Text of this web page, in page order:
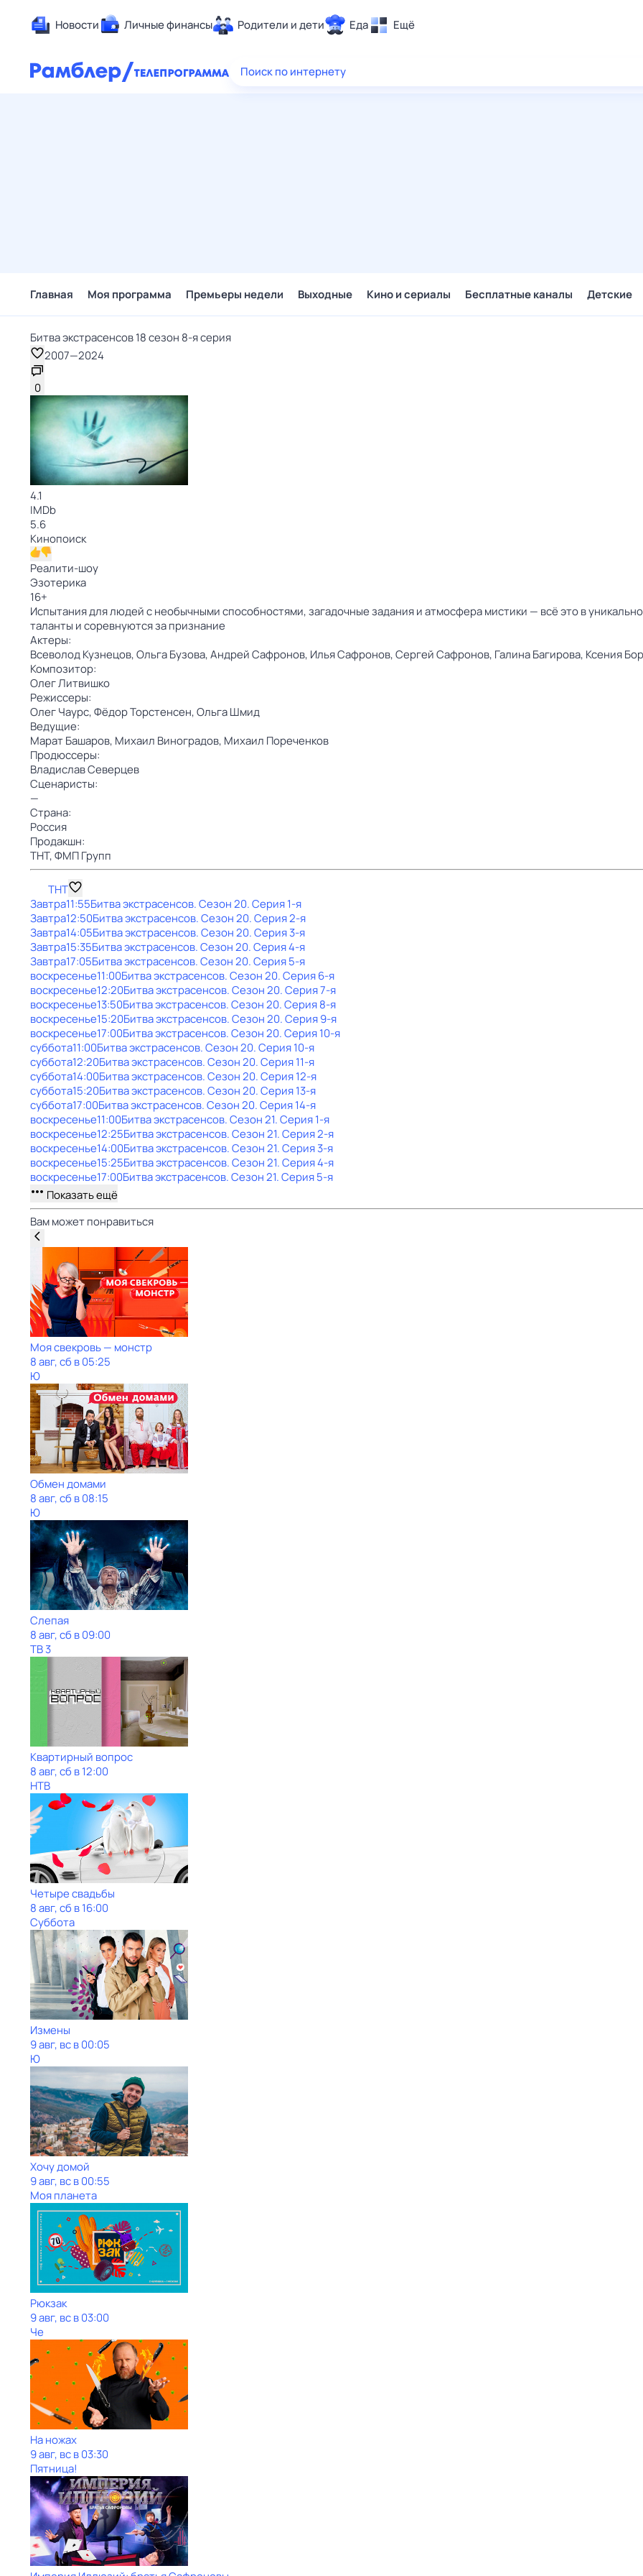
Новости Личные финансы Родители и дети Еда Ещё
Здоровье
Поиск по интернету
Главная Моя программа Премьеры недели Выходные Кино и сериалы Бесплатные каналы Детские
Битва экстрасенсов 18 сезон 8-я серия
2007—2024
0
4.1
IMDb
5.6
Кинопоиск
Реалити-шоу
Эзотерика
16+
Испытания для людей с необычными способностями, загадочные задания и атмосфера мистики — всё это в
таланты и соревнуются за признание
Актеры:
Всеволод Кузнецов,Ольга Бузова,Андрей Сафронов, Илья Сафронов,Сергей Сафронов, Галина Багирова, Ксения
Композитор:
Олег Литвишко
Режиссеры:
Олег Чаурс,Фёдор Торстенсен,Ольга Шмид
Ведущие:
Марат Башаров, Михаил Виноградов, Михаил Пореченков
Продюссеры:
Владислав Северцев
Сценаристы:
—
Страна:
Россия
Продакшн:
ТНТ,ФМП Групп
ТНТ
Завтра11:55Битва экстрасенсов. Сезон 20. Серия 1-я
Завтра12:50Битва экстрасенсов. Сезон 20. Серия 2-я
Завтра14:05Битва экстрасенсов. Сезон 20. Серия 3-я
Завтра15:35Битва экстрасенсов. Сезон 20. Серия 4-я
Завтра17:05Битва экстрасенсов. Сезон 20. Серия 5-я
воскресенье11:00Битва экстрасенсов. Сезон 20. Серия 6-я
воскресенье12:20Битва экстрасенсов. Сезон 20. Серия 7-я
воскресенье13:50Битва экстрасенсов. Сезон 20. Серия 8-я
воскресенье15:20Битва экстрасенсов. Сезон 20. Серия 9-я
воскресенье17:00Битва экстрасенсов. Сезон 20. Серия 10-я
суббота11:00Битва экстрасенсов. Сезон 20. Серия 10-я
суббота12:20Битва экстрасенсов. Сезон 20. Серия 11-я
суббота14:00Битва экстрасенсов. Сезон 20. Серия 12-я
суббота15:20Битва экстрасенсов. Сезон 20. Серия 13-я
суббота17:00Битва экстрасенсов. Сезон 20. Серия 14-я
воскресенье11:00Битва экстрасенсов. Сезон 21. Серия 1-я
воскресенье12:25Битва экстрасенсов. Сезон 21. Серия 2-я
воскресенье14:00Битва экстрасенсов. Сезон 21. Серия 3-я
воскресенье15:25Битва экстрасенсов. Сезон 21. Серия 4-я
воскресенье17:00Битва экстрасенсов. Сезон 21. Серия 5-я
Показать ещё
Вам может понравиться
Моя свекровь — монстр
8 авг, сб в 05:25
Ю
Обмен домами
8 авг, сб в 08:15
Ю
Слепая
8 авг, сб в 09:00
ТВ 3
Квартирный вопрос
8 авг, сб в 12:00
НТВ
Четыре свадьбы
8 авг, сб в 16:00
Суббота
Измены
9 авг, вс в 00:05
Ю
Хочу домой
9 авг, вс в 00:55
Моя планета
Рюкзак
9 авг, вс в 03:00
Че
На ножах
9 авг, вс в 03:30
Пятница!